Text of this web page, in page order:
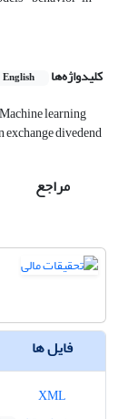
کلیدواژه‌ها English
Machine learning
exchange divedend
مراجع
فایل ها